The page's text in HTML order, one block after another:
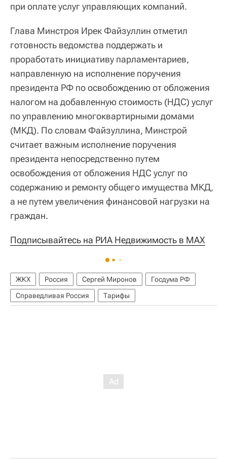
при оплате услуг управляющих компаний.
Глава Минстроя Ирек Файзуллин отметил
готовность ведомства поддержать и
проработать инициативу парламентариев,
направленную на исполнение поручения
президента РФ по освобождению от обложения
налогом на добавленную стоимость (НДС) услуг
по управлению многоквартирными домами
(МКД). По словам Файзуллина, Минстрой
считает важным исполнение поручения
президента непосредственно путем
освобождения от обложения НДС услуг по
содержанию и ремонту общего имущества МКД,
а не путем увеличения финансовой нагрузки на
граждан.
Подписывайтесь на РИА Недвижимость в MAX
ЖКХ Россия Сергей Миронов
Госдума РФ
Справедливая Россия
Тарифы